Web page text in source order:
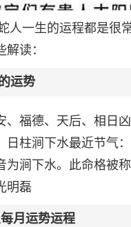
人一生的运程都是很
读：
运势
、福德、天后、相日
日柱涧下水最近节气
为涧下水。此命格被
明磊
月运势运程